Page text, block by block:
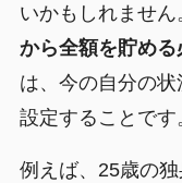
いかもしれません
から全額を貯め
は、今の自分の
設定することです
例えば、25歳の